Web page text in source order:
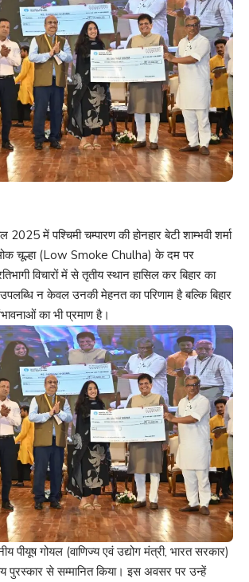
2025 में पश्चिमी चम्पारण की होनहार बेटी शाम्भवी शर्मा
चूल्हा (Low Smoke Chulha) के दम पर
विचारों में से तृतीय स्थान हासिल कर बिहार का
न केवल उनकी मेहनत का परिणाम है बल्कि बिहार
का भी प्रमाण है।
पीयूष गोयल (वाणिज्य एवं उद्योग मंत्री, भारत सरकार)
पुरस्कार से सम्मानित किया। इस अवसर पर उन्हें